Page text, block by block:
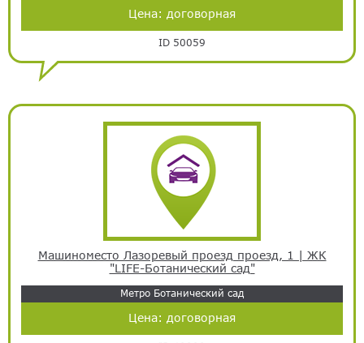
Цена: договорная
ID 50059
Машиноместо Лазоревый проезд проезд, 1 | ЖК
"LIFE-Ботанический сад"
Метро Ботанический сад
Цена: договорная